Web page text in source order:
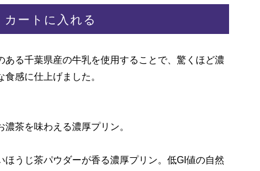
カートに入れる
ある千葉県産の牛乳を使用することで、驚くほど濃
感に仕上げました。
茶を味わえる濃厚プリン。
ほうじ茶パウダーが香る濃厚プリン。低GI値の自然